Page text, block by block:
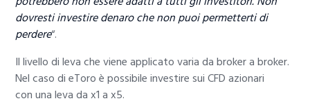
dovresti investire denaro che non puoi permetterti di
perdere“.
Il livello di leva che viene applicato varia da broker a broker.
Nel caso di eToro è possibile investire sui CFD azionari
con una leva da x1 a x5.